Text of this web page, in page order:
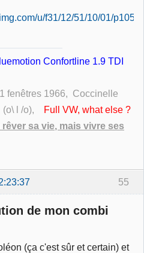
Confortline 1.9 TDI
fenêtres 1966, Coccinelle
(o\ l /o),
Full VW, what else ?
rêver sa vie, mais vivre ses
55
de mon combi
(ça c'est sûr et certain) et